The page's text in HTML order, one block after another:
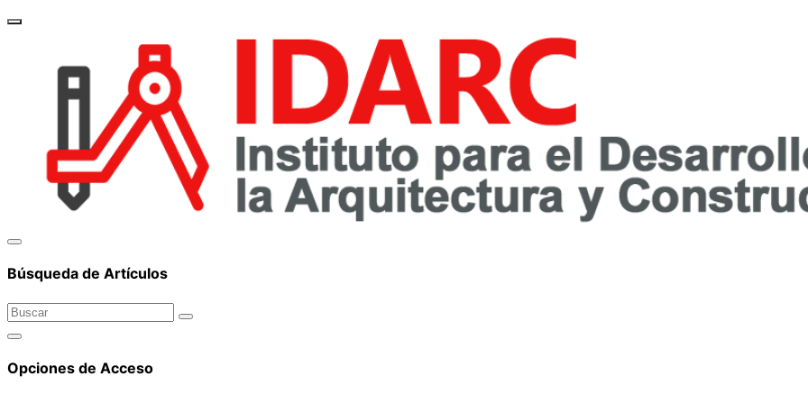
brand_awareness
Búsqueda de Artículos
Opciones de Acceso